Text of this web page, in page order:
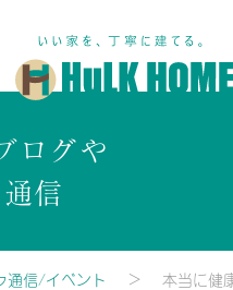
ログや
信
信/イベント 本当に健